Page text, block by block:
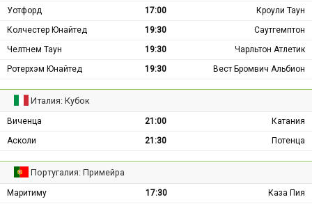
Уотфорд
17:00
Кроули Таун
Колчестер Юнайтед
19:30
Саутгемптон
Челтнем Таун
19:30
Чарльтон Атлетик
Ротерхэм Юнайтед
19:30 Вест Бромвич Альбион
Италия: Кубок
Виченца 21:00
Катания
Асколи
21:30 Потенца
Португалия: Примейра
Маритиму 17:30 Каза Пия